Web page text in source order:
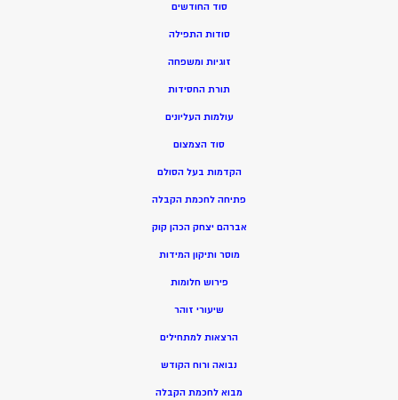
סוד החודשים
סודות התפילה
זוגיות ומשפחה
תורת החסידות
עולמות העליונים
סוד הצמצום
הקדמות בעל הסולם
פתיחה לחכמת הקבלה
אברהם יצחק הכהן קוק
מוסר ותיקון המידות
פירוש חלומות
שיעורי זוהר
הרצאות למתחילים
נבואה ורוח הקודש
מבוא לחכמת הקבלה